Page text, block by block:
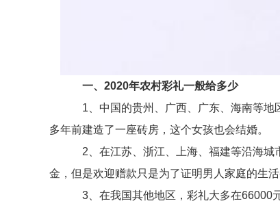
一、2020年农村彩礼一般给多少
1、中国的贵州、广西、广东、海南等地
多年前建造了一座砖房，这个女孩也会结婚。
2、在江苏、浙江、上海、福建等沿海城
金，但是欢迎赠款只是为了证明男人家庭的生
3、在我国其他地区，彩礼大多在66000元